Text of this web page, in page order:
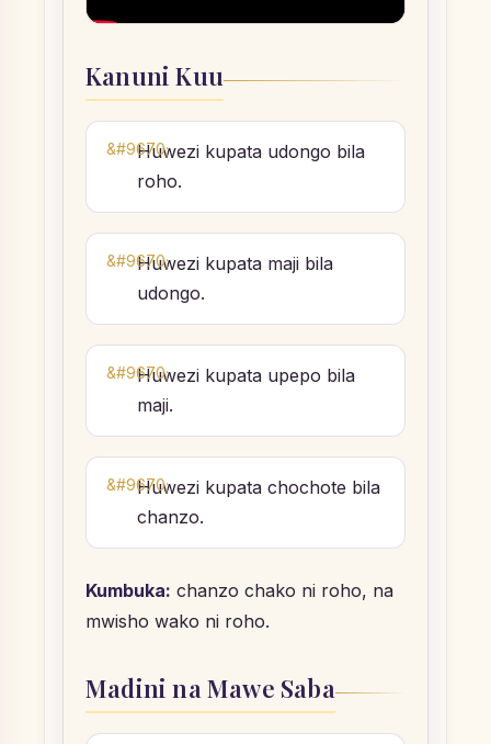
Kanuni Kuu
Huwezi kupata udongo bila
roho.
Huwezi kupata maji bila
udongo.
Huwezi kupata upepo bila
maji.
Huwezi kupata chochote bila
chanzo.
Kumbuka: chanzo chako ni roho, na
mwisho wako ni roho.
Madini na Mawe Saba